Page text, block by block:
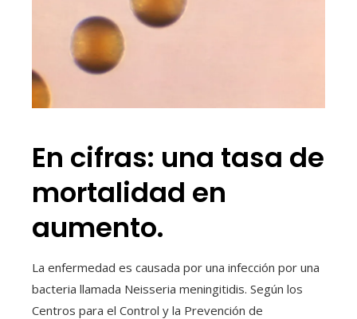
En cifras: una tasa de
mortalidad en
aumento.
La enfermedad es causada por una infección por una
bacteria llamada Neisseria meningitidis. Según los
Centros para el Control y la Prevención de